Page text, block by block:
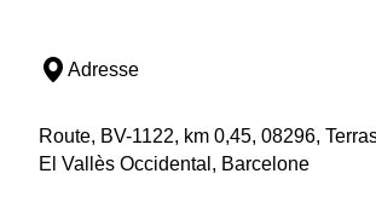
Adresse
Route, BV-1122, km 0,45, 08296,
El Vallès Occidental, Barcelone